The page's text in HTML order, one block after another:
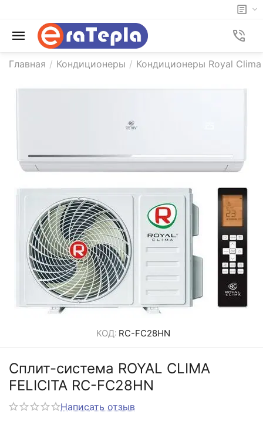
Главная / Кондиционеры / Кондиционеры Royal Clima
КОД: RC-FC28HN
Сплит-система ROYAL CLIMA
FELICITA RC-FC28HN
Написать отзыв